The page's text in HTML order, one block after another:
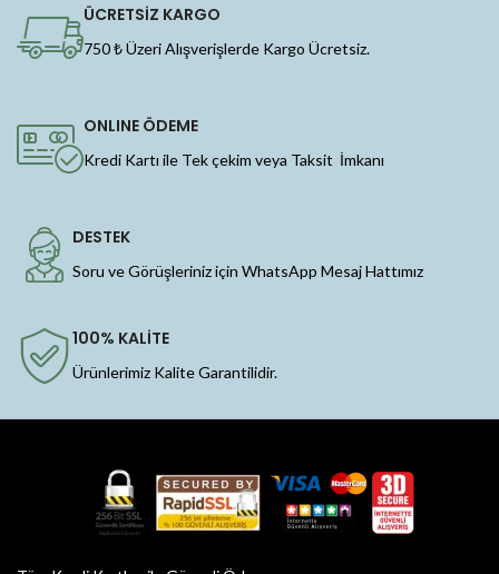
ÜCRETSİZ KARGO
750 ₺ Üzeri Alışverişlerde Kargo Ücretsiz.
ONLINE ÖDEME
Kredi Kartı ile Tek çekim veya Taksit İmkanı
DESTEK
Soru ve Görüşleriniz için WhatsApp Mesaj Hattımız
100% KALİTE
Ürünlerimiz Kalite Garantilidir.